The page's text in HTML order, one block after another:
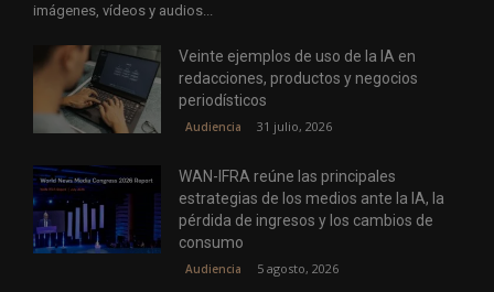
imágenes, vídeos y audios...
Veinte ejemplos de uso de la IA en
redacciones, productos y negocios
periodísticos
Audiencia 31 julio, 2026
WAN-IFRA reúne las principales
estrategias de los medios ante la IA, la
pérdida de ingresos y los cambios de
consumo
Audiencia 5 agosto, 2026